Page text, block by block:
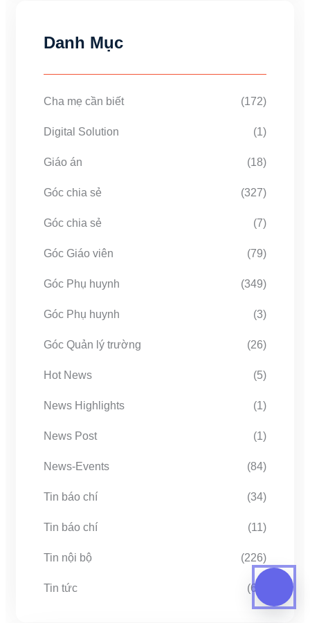
Danh Mục
Cha mẹ cần biết (172)
Digital Solution (1)
Giáo án (18)
Góc chia sẻ (327)
Góc chia sẻ (7)
Góc Giáo viên (79)
Góc Phụ huynh (349)
Góc Phụ huynh (3)
Góc Quản lý trường (26)
Hot News (5)
News Highlights (1)
News Post (1)
News-Events (84)
Tin báo chí (34)
Tin báo chí (11)
Tin nội bộ (226)
Tin tức (67)